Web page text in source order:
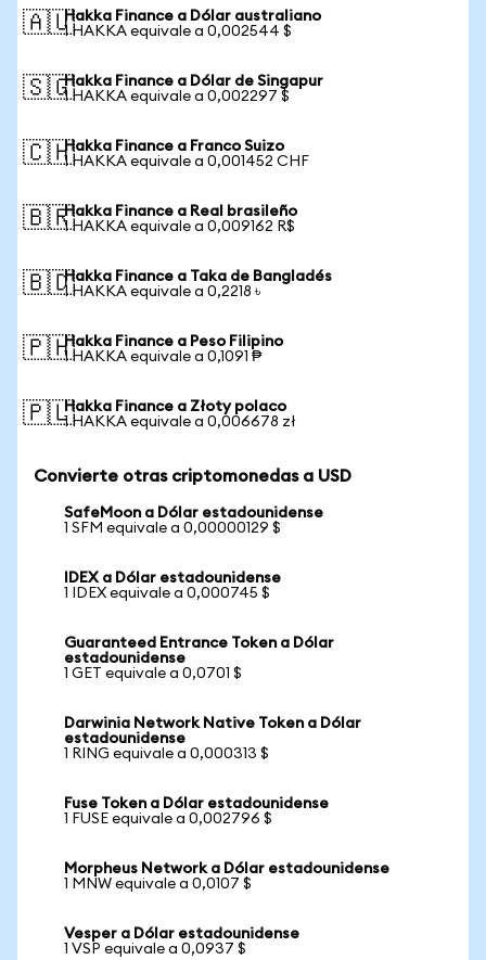
🇦🇺Hakka Finance a Dólar australiano
1 HAKKA equivale a 0,002544 $
🇸🇬Hakka Finance a Dólar de Singapur
1 HAKKA equivale a 0,002297 $
🇨🇭Hakka Finance a Franco Suizo
1 HAKKA equivale a 0,001452 CHF
🇧🇷Hakka Finance a Real brasileño
1 HAKKA equivale a 0,009162 R$
🇧🇩Hakka Finance a Taka de Bangladés
1 HAKKA equivale a 0,2218 ৳
🇵🇭Hakka Finance a Peso Filipino
1 HAKKA equivale a 0,1091 ₱
🇵🇱Hakka Finance a Złoty polaco
1 HAKKA equivale a 0,006678 zł
Convierte otras criptomonedas a USD
SafeMoon a Dólar estadounidense
1 SFM equivale a 0,00000129 $
IDEX a Dólar estadounidense
1 IDEX equivale a 0,000745 $
Guaranteed Entrance Token a Dólar
estadounidense
1 GET equivale a 0,0701 $
Darwinia Network Native Token a Dólar
estadounidense
1 RING equivale a 0,000313 $
Fuse Token a Dólar estadounidense
1 FUSE equivale a 0,002796 $
Morpheus Network a Dólar estadounidense
1 MNW equivale a 0,0107 $
Vesper a Dólar estadounidense
1 VSP equivale a 0,0937 $